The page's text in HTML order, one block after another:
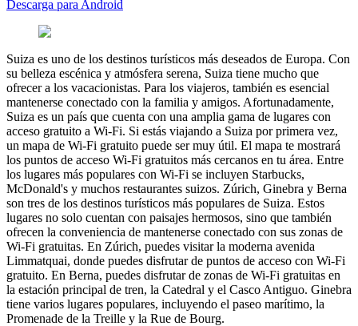
Descarga para Android
Suiza es uno de los destinos turísticos más deseados de Europa. Con
su belleza escénica y atmósfera serena, Suiza tiene mucho que
ofrecer a los vacacionistas. Para los viajeros, también es esencial
mantenerse conectado con la familia y amigos. Afortunadamente,
Suiza es un país que cuenta con una amplia gama de lugares con
acceso gratuito a Wi-Fi. Si estás viajando a Suiza por primera vez,
un mapa de Wi-Fi gratuito puede ser muy útil. El mapa te mostrará
los puntos de acceso Wi-Fi gratuitos más cercanos en tu área. Entre
los lugares más populares con Wi-Fi se incluyen Starbucks,
McDonald's y muchos restaurantes suizos. Zúrich, Ginebra y Berna
son tres de los destinos turísticos más populares de Suiza. Estos
lugares no solo cuentan con paisajes hermosos, sino que también
ofrecen la conveniencia de mantenerse conectado con sus zonas de
Wi-Fi gratuitas. En Zúrich, puedes visitar la moderna avenida
Limmatquai, donde puedes disfrutar de puntos de acceso con Wi-Fi
gratuito. En Berna, puedes disfrutar de zonas de Wi-Fi gratuitas en
la estación principal de tren, la Catedral y el Casco Antiguo. Ginebra
tiene varios lugares populares, incluyendo el paseo marítimo, la
Promenade de la Treille y la Rue de Bourg.